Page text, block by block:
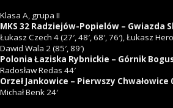
Klasa A, grupa II
MKS 32 Radziejów-Popielów – Gwiazda
Łukasz Czech 4 (27′, 48′, 68′, 76′), Łukasz
Dawid Wala 2 (85′, 89′)
Polonia Łaziska Rybnickie – Górnik
Radosław Redas 44′
Orzeł Jankowice – Pierwszy Chwałowice
Michał Benk 24′